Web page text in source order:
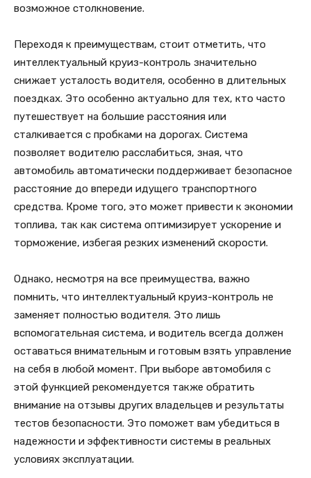
возможное столкновение.
Переходя к преимуществам, стоит отметить, что
интеллектуальный круиз-контроль значительно
снижает усталость водителя, особенно в длительных
поездках. Это особенно актуально для тех, кто часто
путешествует на большие расстояния или
сталкивается с пробками на дорогах. Система
позволяет водителю расслабиться, зная, что
автомобиль автоматически поддерживает безопасное
расстояние до впереди идущего транспортного
средства. Кроме того, это может привести к экономии
топлива, так как система оптимизирует ускорение и
торможение, избегая резких изменений скорости.
Однако, несмотря на все преимущества, важно
помнить, что интеллектуальный круиз-контроль не
заменяет полностью водителя. Это лишь
вспомогательная система, и водитель всегда должен
оставаться внимательным и готовым взять управление
на себя в любой момент. При выборе автомобиля с
этой функцией рекомендуется также обратить
внимание на отзывы других владельцев и результаты
тестов безопасности. Это поможет вам убедиться в
надежности и эффективности системы в реальных
условиях эксплуатации.